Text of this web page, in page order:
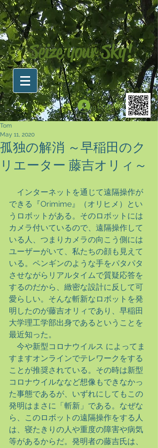
Seize your Sky!
Log In
孤独の解消 ～早稲田のク
リエーター 藤吉オリィ～
Tom
May 11, 2020
インターネットを通じて遠隔操作が
できる『Orimime』（オリヒメ）とい
うロボットがある。そのロボットには
カメラ付いているので、遠隔操作して
いる人、つまりカメラの向こう側には
ユーザーがいて、私たちの顔も見えて
いる。ペンギンのような手をパタパタ
させながらリアルタイムで質疑応答を
するのだから、緻密な設計に反して可
愛らしい。そんな斬新なロボットを発
明したのが藤吉オリィであり、早稲田
大学理工学部出身であるということを
最近知った。
今や新型コロナウイルス によってま
すますオンラインでテレワークをする
ことが推奨されている。その時は新型
コロナウイルななど想像もできなかっ
た事態であるが、いずれにしてもこの
発明はまさに「斬新」である。なぜな
ら、このロボットの遠隔操作をする人
は、寝たきりの人や重度の障害や病気
等があるからだ。発明者の藤吉氏は、